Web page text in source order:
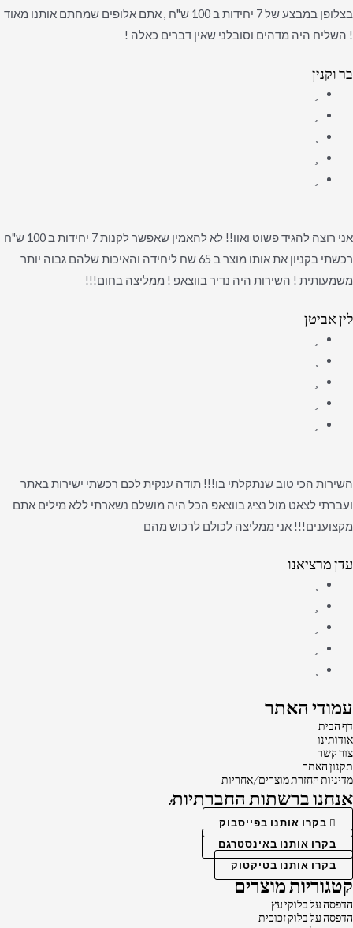
בצלופן במבצע של 7 יחידות ב 100 ש"ח , אתם אלופים שמחתם אותנו מאוד
! השליח היה מדהים וסובלני שאין דברים כאלה !
בר וקנין
אני רוצה להגיד פשוט ואוו!! לא להאמין שאפשר לקנות 7 יחידות ב 100 ש"ח
רכשתי בקניון את אותו מוצר ב 65 שח ליחידה והאיכות שלהם גבוה יותר
משמעותית ! השירות היה נדיר בווצאפ ! ממליצה בחום!!!
לין אביטן
השירות הכי טוב שנתקלתי בו!!! תודה ענקית לכם רכשתי ישירות באתר
ועברתי לצאט מול נציג בווצאפ הכל היה מושלם נשארתי ללא מילים אתם
מקצוענים!!! אני ממליצה לכולם לרכוש מהם
עדן מרציאנו
עמודי האתר
דף הבית
אודותינו
צור קשר
תקנון האתר
מדיניות החזרת מוצרים/אחריות
אנחנו ברשתות החברתיות:
בקרו אותנו בפייסבוק
בקרו אותנו באינסטרגם
בקרו אותנו בטיקטוק
קטגוריות מוצרים
הדפסה על בלוקי עץ
הדפסה על בלוק זכוכית